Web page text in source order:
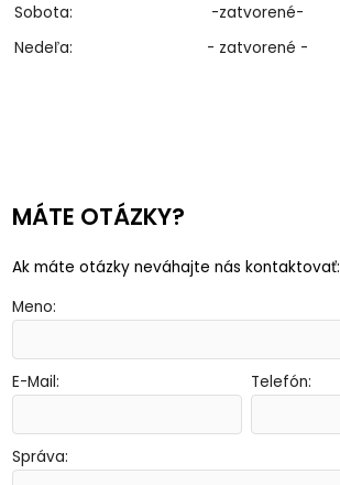
Sobota:
-zatvorené-
Nedeľa:
- zatvorené -
MÁTE OTÁZKY?
Ak máte otázky neváhajte nás kontaktovať:
Meno:
E-Mail: Telefón:
Správa: